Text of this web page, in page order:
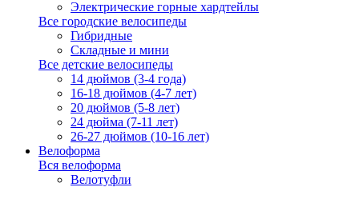
Электрические горные хардтейлы
Все городские велосипеды
Гибридные
Складные и мини
Все детские велосипеды
14 дюймов (3-4 года)
16-18 дюймов (4-7 лет)
20 дюймов (5-8 лет)
24 дюйма (7-11 лет)
26-27 дюймов (10-16 лет)
Велоформа
Вся велоформа
Велотуфли